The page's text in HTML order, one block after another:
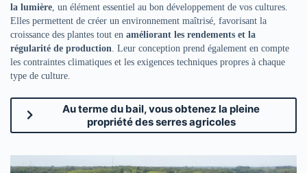
la lumière , un élément essentiel au bon développement de vos cultures.
Elles permettent de créer un environnement maîtrisé, favorisant la
croissance des plantes tout en améliorant les rendements et la
régularité de production . Leur conception prend également en compte
les contraintes climatiques et les exigences techniques propres à chaque
type de culture.
Au terme du bail, vous obtenez la pleine
propriété des serres agricoles